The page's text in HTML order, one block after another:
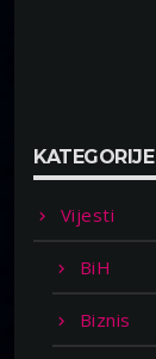
KATEGORIJE
Vijesti
BiH
Biznis